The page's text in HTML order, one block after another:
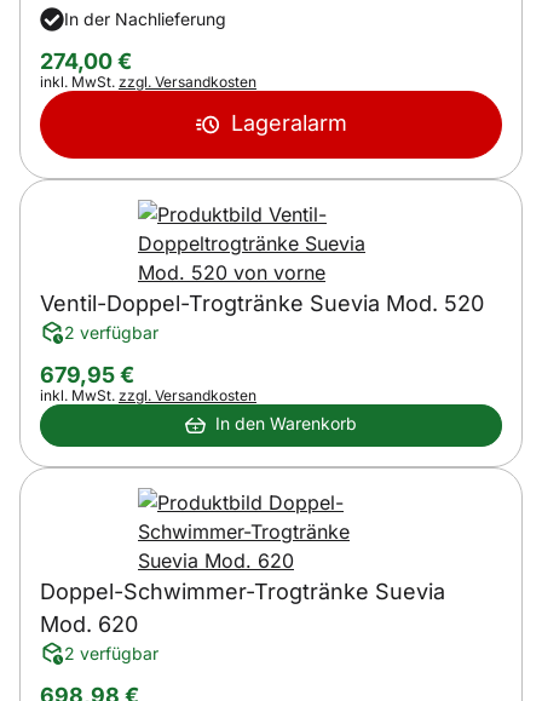
In der Nachlieferung
274,00€
Steuerhinweis:
inkl. MwSt. zzgl. Versandkosten
Lageralarm
Ventil-Doppel-Trogtränke Suevia Mod. 520
2 verfügbar
679,95€
Steuerhinweis:
inkl. MwSt. zzgl. Versandkosten
In den Warenkorb
Doppel-Schwimmer-Trogtränke Suevia
Mod. 620
2 verfügbar
698,98 €